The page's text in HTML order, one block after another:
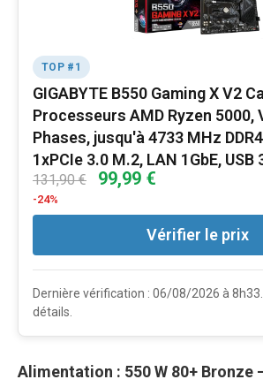
TOP #1
GIGABYTE B550 Gaming X V2
Processeurs AMD Ryzen 5000,
Phases, jusqu'à 4733 MHz
1xPCIe 3.0 M.2, LAN 1GbE, USB
131,90 € 99,99 €
-24%
Vérifier le prix
Dernière vérification : 06/08/2026 à
détails.
Alimentation : 550 W 80+ Bronze